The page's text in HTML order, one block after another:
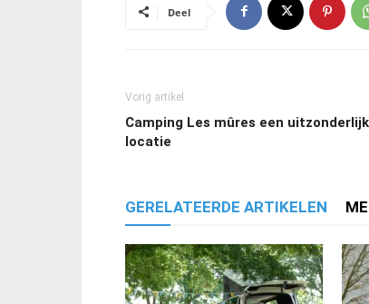
Deel
Vorig artikel
Camping Les mûres een
locatie
GERELATEERDE ARTIKELEN